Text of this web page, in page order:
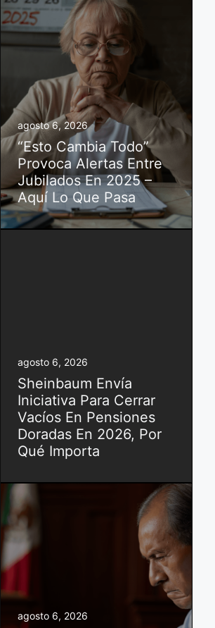
agosto 6, 2026
“Esto Cambia Todo”
Provoca Alertas Entre
Jubilados En 2025 –
Aquí Lo Que Pasa
agosto 6, 2026
Sheinbaum Envía
Iniciativa Para Cerrar
Vacíos En Pensiones
Doradas En 2026, Por
Qué Importa
agosto 6, 2026